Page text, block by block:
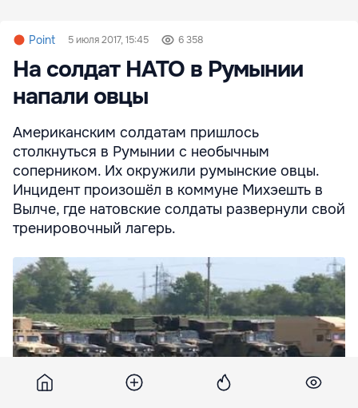
Point 5 июля 2017, 15:45 6 358
На солдат НАТО в Румынии
напали овцы
Американским солдатам пришлось
столкнуться в Румынии с необычным
соперником. Их окружили румынские овцы.
Инцидент произошёл в коммуне Михэешть в
Вылче, где натовские солдаты развернули свой
тренировочный лагерь.